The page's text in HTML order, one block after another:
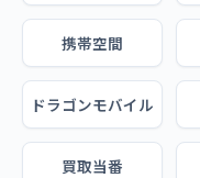
携帯空間
ドラゴンモバイル
買取当番